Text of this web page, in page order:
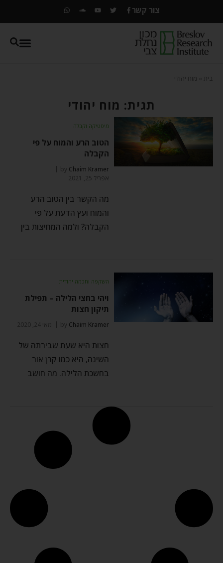
צור קשר
בית מוח יהודי
תגית: מוח יהודי
מיסטיקה וקבלה
הטוב הרע והמוח על פי
הקבלה
by Chaim Kramer
אפריל 25, 2021
מה הקשר בין הטוב הרע
והמוח ועץ הדעת על פי
הקבלה? ולמה המחיצות בין
השקפה וחכמה יהודית
ויהי בחצי הלילה – תפילת
תיקון חצות
by Chaim Kramer מאי 24, 2020
חצות היא שעת שבירתה של
השינה, היא כמו קרן אור
בחשכת הלילה. מה חושב